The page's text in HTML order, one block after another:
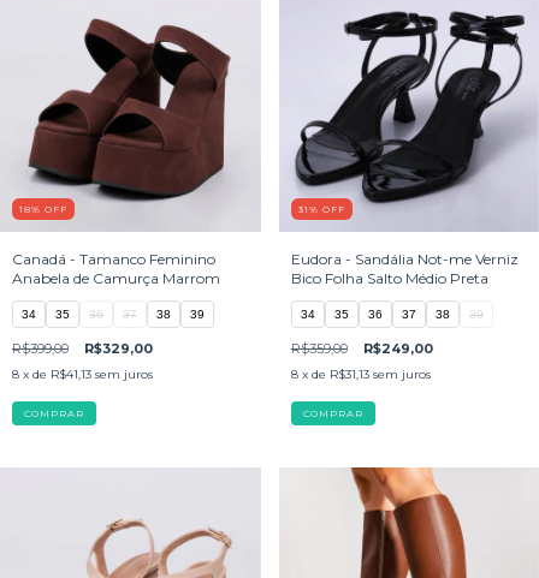
18% OFF
Canadá - Tamanco Feminino
Anabela de Camurça Marrom
34 35 36 37 38 39
R$399,00 R$329,00
8 x de R$41,13 sem juros
COMPRAR
31 % OFF
Eudora - Sandália Not-me Verniz
Bico Folha Salto Médio Preta
34 35 36 37 38 39
R$359,00 R$249,00
8 x de R$31,13 sem juros
COMPRAR